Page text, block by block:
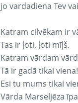
jo vardadiena Tev
Katram cilvēkam ir
Tas ir ļoti, ļoti mīļš.
Katram vārdam
Tā ir gadā tikai viena!
Esi tu mums tikai
Vārda Marseljēza